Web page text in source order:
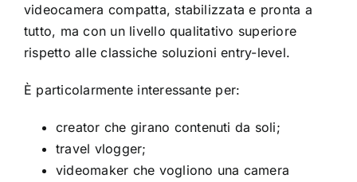
videocamera compatta, stabilizzata e pronta a
tutto, ma con un livello qualitativo superiore
rispetto alle classiche soluzioni entry-level.
È particolarmente interessante per:
creator che girano contenuti da soli;
travel vlogger;
videomaker che vogliono una camera